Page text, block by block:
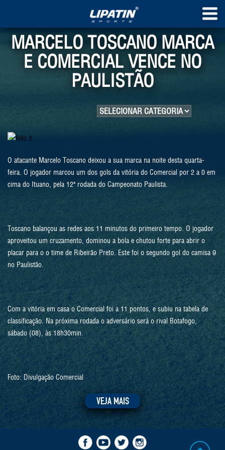
MARCELO TOSCANO MARCA
E COMERCIAL VENCE NO
PAULISTÃO
O atacante Marcelo Toscano deixou a sua marca na noite desta quarta-
feira. O jogador marcou um dos gols da vitória do Comercial por 2 a 0 em
cima do Ituano, pela 12ª rodada do Campeonato Paulista.
Toscano balançou as redes aos 11 minutos do primeiro tempo. O jogador
aproveitou um cruzamento, dominou a bola e chutou forte para abrir o
placar para o o time de Ribeirão Preto. Este foi o segundo gol do camisa 9
no Paulistão.
Com a vitória em casa o Comercial foi a 11 pontos, e subiu na tabela de
classificação. Na próxima rodada o adversário será o rival Botafogo,
sábado (08), às 18h30min.
Foto: Divulgação Comercial
VEJA MAIS